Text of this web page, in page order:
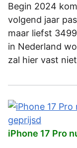
Begin 2024
volgend jaar
maar liefst
in Nederland
zal hier vast
iPhone 17 Pro